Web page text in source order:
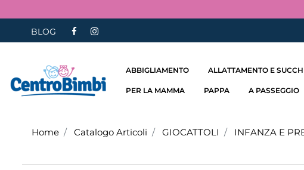
BLOG
ABBIGLIAMENTO ALLATTAMENTO E
PER LA MAMMA PAPPA A PASSEGGIO
Home Catalogo Articoli GIOCATTOLI INFANZA E